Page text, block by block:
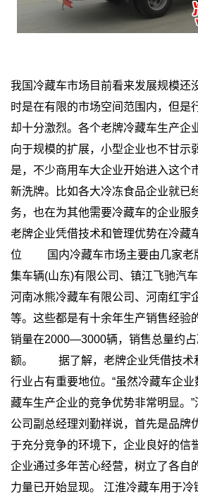
我国冷藏车市场目前看来发展规模还
时是在有限的市场空间范围内，但是
却十分激烈。各个老牌冷藏车生产企
向于规模的扩展，小型企业也不甘示
是，不少商用车大企业开始进入这个
新洗牌。比如各大冷冻食品企业就已
务，也在为其他需要冷藏车的企业服
老牌企业凭借技术和管理优势在冷藏
位
国内冷藏车市场主要由几家老
集车辆(山东)有限公司、镇江飞驰汽
河南冰熊冷藏车有限公司、河南红宇
等。这些都是有十余年生产销售经验
销量在2000—3000辆，销售总量约
额。
据了解，老牌企业凭借技术
行业占有重要地位。“虽然冷藏车企
藏车生产企业的竞争优势非常明显。
公司副总经理刘勤祥说，首先是品牌
于充分竞争的环境下，企业良好的信
企业通过多年苦心经营，树立了各自
力量已开始显现。
江淮冷藏车用于冷